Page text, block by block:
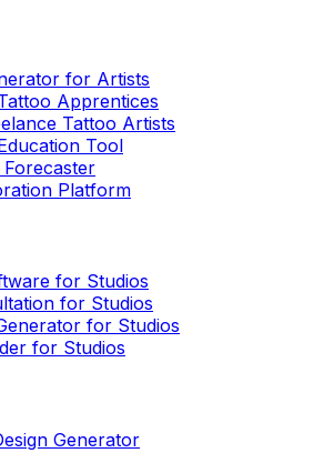
for Artists
Apprentices
Tattoo Artists
Tool
Platform
for Studios
for Studios
for Studios
for Studios
Generator